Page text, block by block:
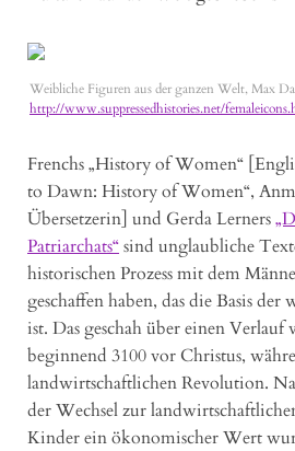
Weibliche Figuren aus der ganzen Welt, Max
http://www.suppressedhistories.net/
Frenchs „History of Women“
to Dawn: History of Women“,
Übersetzerin] und Gerda Lerners
Patriarchats“sind unglaubliche
historischen Prozess mit dem
geschaffen haben, das die Basis der
ist. Das geschah über einen Verlauf
beginnend 3100 vor Christus,
landwirtschaftlichen Revolution.
der Wechsel zur
Kinder ein ökonomischer Wert